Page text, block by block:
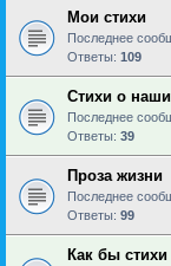
Мои стихи
Последнее
Ответы: 109
Стихи о
Последнее
Ответы: 39
Проза жизни
Последнее
Ответы: 99
Как бы стихи